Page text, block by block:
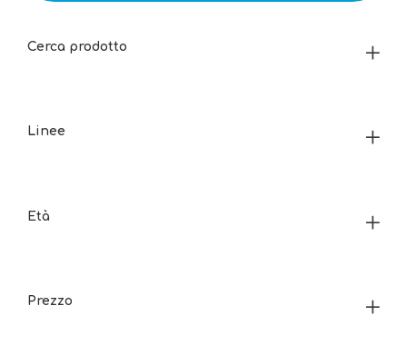
Cerca prodotto
Linee
Età
Prezzo